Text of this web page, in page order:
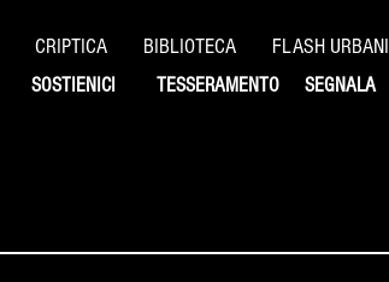
CRIPTICA BIBLIOTECA FLASH URBANI
SOSTIENICI SEGNALA
TESSERAMENTO